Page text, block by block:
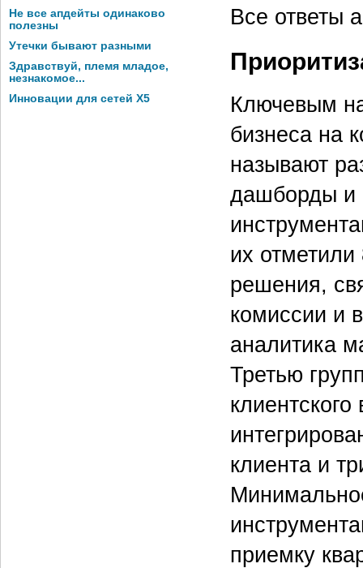
Не все апдейты одинаково
полезны
Утечки бывают разными
Здравствуй, племя младое,
незнакомое...
Инновации для сетей X5
Все ответы
Ключевым
бизнеса на
называют
дашборды и
их
решения,
комиссии и
аналитика
Третью
клиента и
приемку